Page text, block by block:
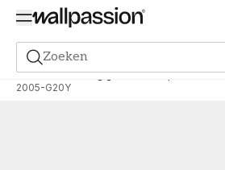
Zoeken
Verf Bestelling gebaseerd op NCS
2005-G20Y